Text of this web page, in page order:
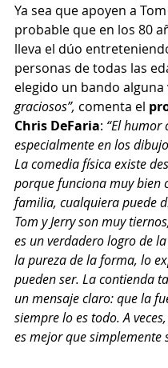
Ya sea que apoyen a
probable que en los 80
lleva el dúo
personas de todas las
elegido un bando alguna
graciosos”, comenta el
Chris DeFaria: “El humor
especialmente en los
La comedia física existe
porque funciona muy bien
familia, cualquiera puede
Tom y Jerry son muy
es un verdadero logro de
la pureza de la forma, lo
pueden ser. La contienda
un mensaje claro: que la
siempre lo es todo. A
es mejor que simplemente